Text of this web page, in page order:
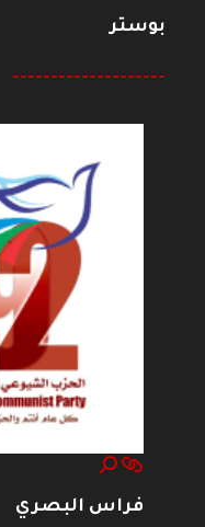
بوستر
--------------------
فراس البصري